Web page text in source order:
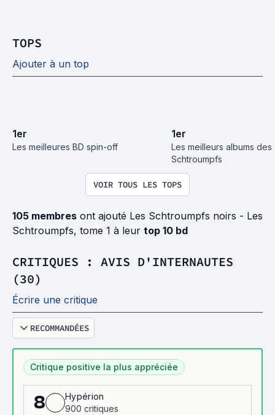
TOPS
Ajouter à un top
1er
Les meilleures BD spin-off
1er
Les meilleurs albums des
Schtroumpfs
VOIR TOUS LES TOPS
105 membres ont ajouté Les Schtroumpfs noirs - Les
Schtroumpfs, tome 1 à leur top 10 bd
CRITIQUES : AVIS D'INTERNAUTES
(30)
Écrire une critique
RECOMMANDÉES
Critique positive la plus appréciée
8
Hypérion
900 critiques